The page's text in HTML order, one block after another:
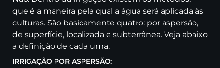
que é a maneira pela qual a água será aplicada às
culturas. São basicamente quatro: por aspersão,
de superfície, localizada e subterrânea. Veja abaixo
a definição de cada uma.
IRRIGAÇÃO POR ASPERSÃO: